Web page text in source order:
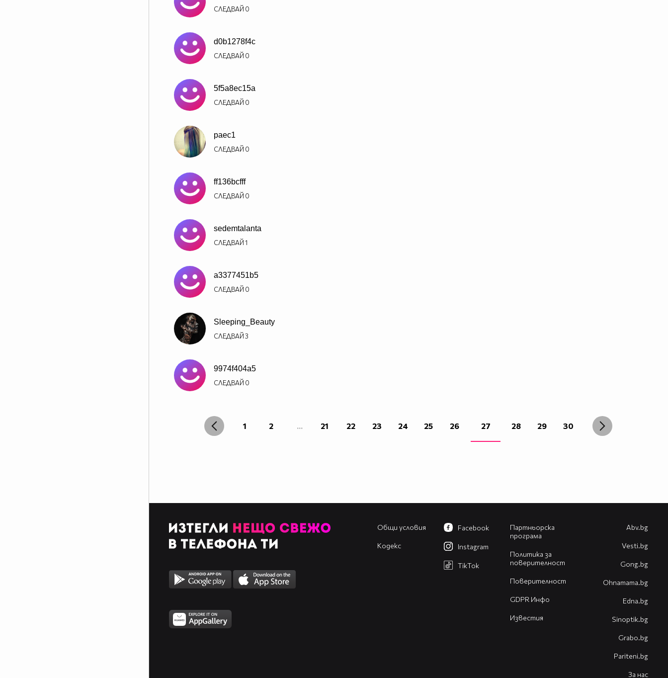
СЛЕДВАЙ 0
d0b1278f4c
СЛЕДВАЙ 0
5f5a8ec15a
СЛЕДВАЙ 0
paec1
СЛЕДВАЙ 0
ff136bcfff
СЛЕДВАЙ 0
sedemtalanta
СЛЕДВАЙ1
a3377451b5
СЛЕДВАЙ 0
Sleeping_Beauty
СЛЕДВАЙ3
9974f404a5
СЛЕДВАЙ 0
1 2 ... 21 22 23 24 25 26 27 28 29 30
Общи условия
Кодекс
Партньорска
програма
Политика за
поверителност
Поверителност
GDPR Инфо
Известия
Facebook
Instagram
TikTok
Abv.bg
Vesti.bg
Gong.bg
Оhnamama.bg
Edna.bg
Sinoptik.bg
Grabo.bg
Pariteni.bg
За нас